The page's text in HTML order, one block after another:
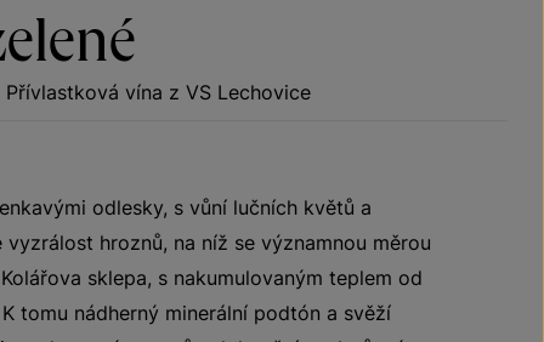
Přívlastková vína z VS Lechovice
odlesky, s vůní lučních květů a
hroznů, na níž se významnou měrou
sklepa, s nakumulovaným teplem od
tomu nádherný minerální podtón a svěží